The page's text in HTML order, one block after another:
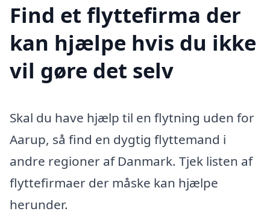
Find et flyttefirma der
kan hjælpe hvis du ikke
vil gøre det selv
Skal du have hjælp til en flytning uden for
Aarup, så find en dygtig flyttemand i
andre regioner af Danmark. Tjek listen af
flyttefirmaer der måske kan hjælpe
herunder.